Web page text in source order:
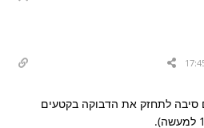
סיבה לתחזק את הדבוקה בקטעים